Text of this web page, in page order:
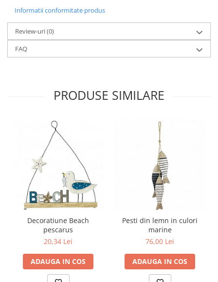
Informatii conformitate produs
Review-uri(0)
FAQ
PRODUSE SIMILARE
Decoratiune Beach
pescarus
20,34 Lei
ADAUGA IN COS
Pesti din lemn in culori
marine
76,00 Lei
ADAUGA IN COS